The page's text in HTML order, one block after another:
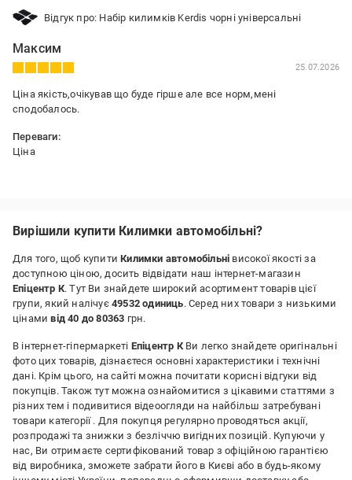
Відгук про: Набір килимків Kerdis чорні універсальні
Максим
25.07.2026
Ціна якість,очікував що буде гірше але все норм,мені
сподобалось.
Переваги:
Ціна
Вирішили купити Килимки автомобільні?
Для того, щоб купитиКилимки автомобільні високої якості за
доступною ціною, досить відвідати наш інтернет-магазин
Епіцентр К. Тут Ви знайдете широкий асортимент товарів цієї
групи, який налічує 49532 одиниць. Серед них товари з низькими
цінамивід 40 до 80363 грн.
В інтернет-гіпермаркеті Епіцентр КВи легко знайдете оригінальні
фото цих товарів, дізнаєтеся основні характеристики і технічні
дані. Крім цього, на сайті можна почитати корисні відгуки від
покупців. Також тут можна ознайомитися з цікавими статтями з
різних тем і подивитися відеоогляди на найбільш затребувані
товари категорії . Для покупця регулярно проводяться акції,
розпродажі та знижки з безліччю вигідних позицій. Купуючи у
нас, Ви отримаєте сертифікований товар з офіційною гарантією
від виробника, зможете забрати його в Києві або в будь-якому